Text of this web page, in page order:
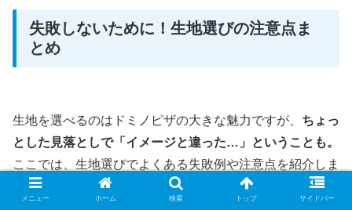
失敗しないために！生地選びの注意点ま
とめ
生地を選べるのはドミノピザの大きな魅力ですが、 ちょっ
とした見落としで「イメージと違った…」ということも。
ここでは、生地選びでよくある失敗例や注意点を紹介しま
す！
メニュー ホーム 検索 トップ サイドバー